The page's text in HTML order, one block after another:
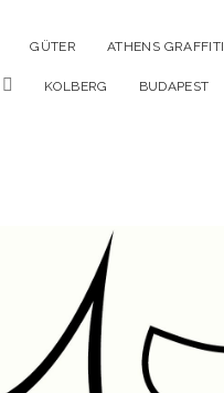
GÜTER ATHENS GRAFFITI
MenüKOLBERG BUDAPEST